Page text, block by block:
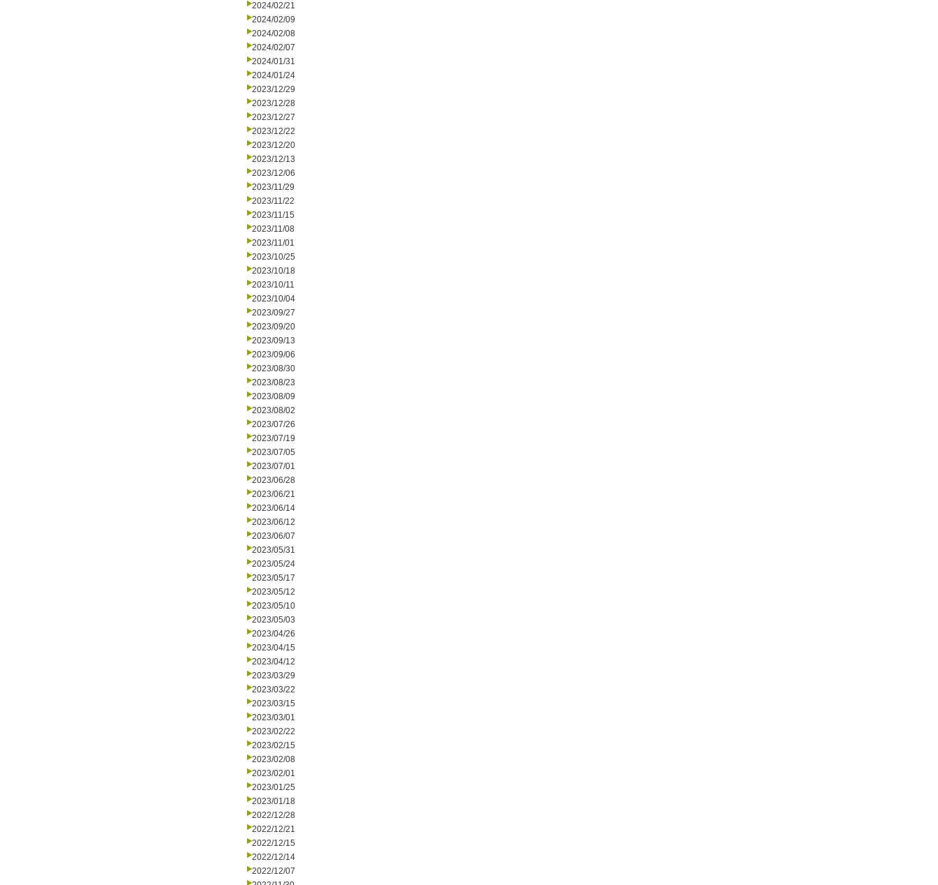
2024/02/21
2024/02/09
2024/02/08
2024/02/07
2024/01/31
2024/01/24
2023/12/29
2023/12/28
2023/12/27
2023/12/22
2023/12/20
2023/12/13
2023/12/06
2023/11/29
2023/11/22
2023/11/15
2023/11/08
2023/11/01
2023/10/25
2023/10/18
2023/10/11
2023/10/04
2023/09/27
2023/09/20
2023/09/13
2023/09/06
2023/08/30
2023/08/23
2023/08/09
2023/08/02
2023/07/26
2023/07/19
2023/07/05
2023/07/01
2023/06/28
2023/06/21
2023/06/14
2023/06/12
2023/06/07
2023/05/31
2023/05/24
2023/05/17
2023/05/12
2023/05/10
2023/05/03
2023/04/26
2023/04/15
2023/04/12
2023/03/29
2023/03/22
2023/03/15
2023/03/01
2023/02/22
2023/02/15
2023/02/08
2023/02/01
2023/01/25
2023/01/18
2022/12/28
2022/12/21
2022/12/15
2022/12/14
2022/12/07